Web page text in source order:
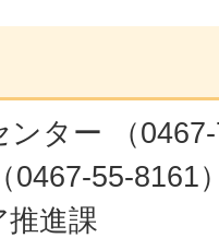
ンター （
0467-55-8161
進課